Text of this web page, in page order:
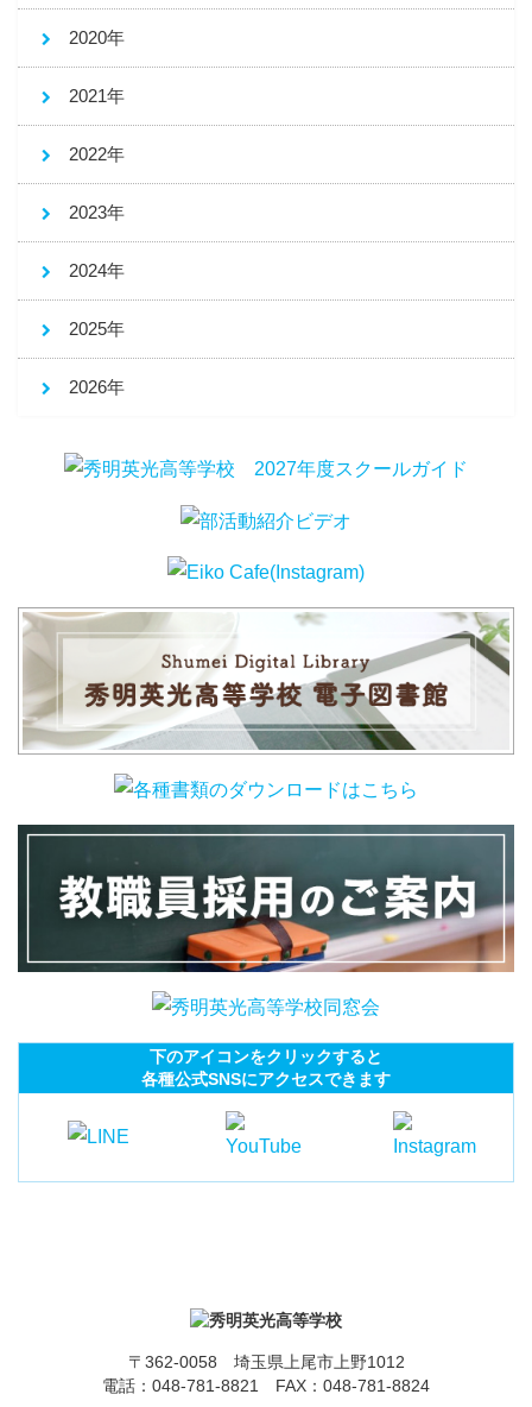
2020年
2021年
2022年
2023年
2024年
2025年
2026年
下のアイコンをクリックすると
各種公式SNSにアクセスできます
〒362-0058 埼玉県上尾市上野1012
電話： 048-781-8821 FAX：048-781-8824